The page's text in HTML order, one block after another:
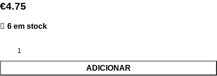
€4.75
6 em stock
ADICIONAR